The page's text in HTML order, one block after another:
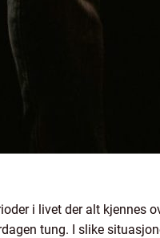
i livet der alt kjennes
tung. I slike